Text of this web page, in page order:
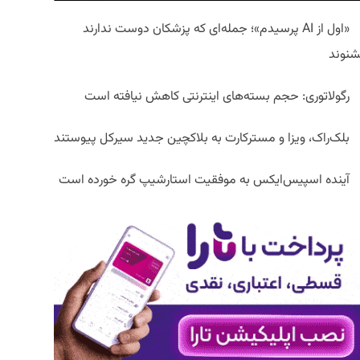
«اول از AI پرسیدم»؛ جمله‌ای که پزشکان دوست ندارند
رگولاتوری: حجم بسته‌های اینترنتی کاهش نیافته است
بلک‌راک، ویزا و مسترکارت به بلاکچین جدید سیرکل پیوستند
آینده اسپیس‌ایکس به موفقیت استارشیپ گره خورده است